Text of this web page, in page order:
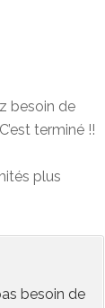
besoin de
terminé !!
plus
besoin de